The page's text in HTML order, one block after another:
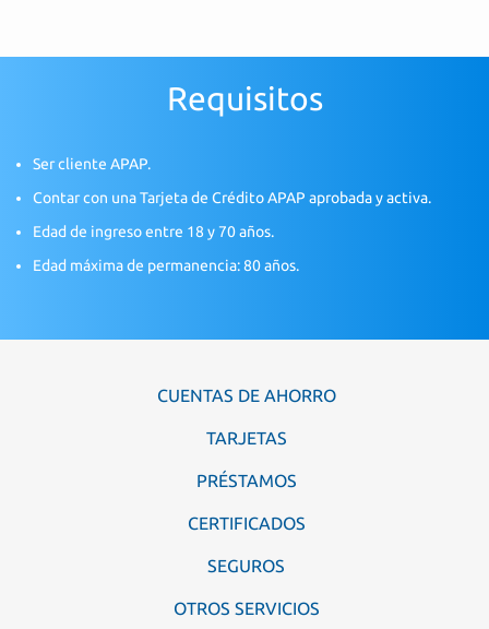
Requisitos
Ser cliente APAP.
Contar con una Tarjeta de Crédito APAP aprobada y activa.
Edad de ingreso entre 18 y 70 años.
Edad máxima de permanencia: 80 años.
CUENTAS DE AHORRO
TARJETAS
PRÉSTAMOS
CERTIFICADOS
SEGUROS
OTROS SERVICIOS